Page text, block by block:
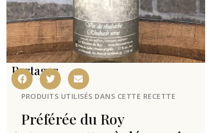
PRODUITS UTILISÉS DANS CETTE RECETTE
Préférée du Roy
Partager